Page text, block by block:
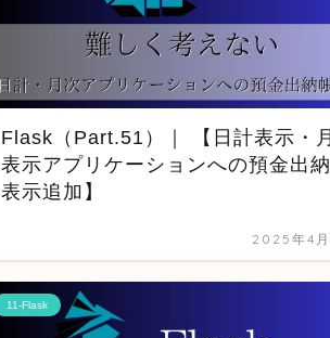
Flask（Part.51）｜ 【日計表示・
表示アプリケーションへの預金出
表示追加】
2025年4月
11-Flask